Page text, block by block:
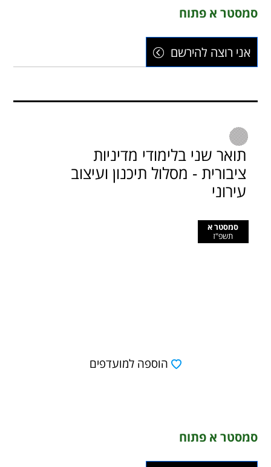
סמסטר א פתוח
אני רוצה להירשם
תואר שני בלימודי מדיניות
ציבורית - מסלול תיכנון ועיצוב
עירוני
סמסטר א
תשפ"ז
הוספה למועדפים
סמסטר א פתוח